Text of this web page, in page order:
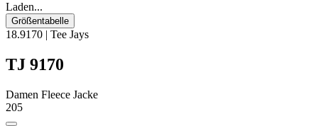
Laden...
Größentabelle
18.9170 | Tee Jays
TJ 9170
Damen Fleece Jacke
205